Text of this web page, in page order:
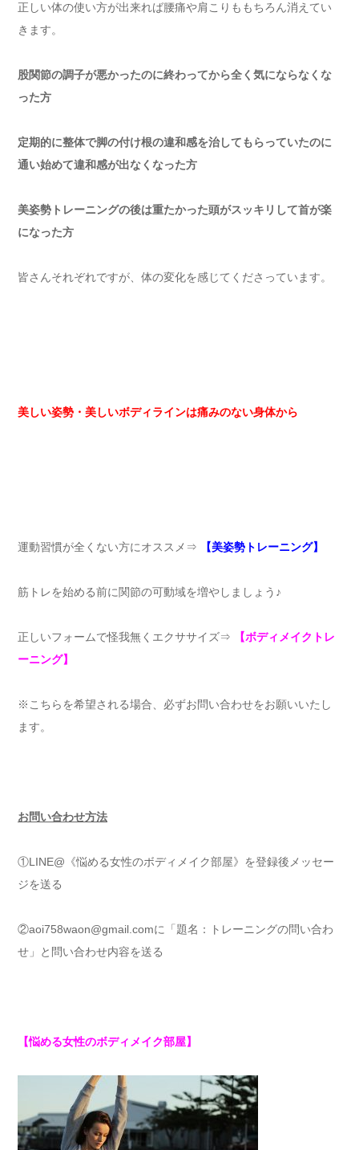
正しい体の使い方が出来れば腰痛や肩こりももちろん消えてい
きます。
股関節の調子が悪かったのに終わってから全く気にならなくな
った方
定期的に整体で脚の付け根の違和感を治してもらっていたのに
通い始めて違和感が出なくなった方
美姿勢トレーニングの後は重たかった頭がスッキリして首が楽
になった方
皆さんそれぞれですが、体の変化を感じてくださっています。
美しい姿勢・美しいボディラインは痛みのない身体から
運動習慣が全くない方にオススメ⇒ 【美姿勢トレーニング】
筋トレを始める前に関節の可動域を増やしましょう♪
正しいフォームで怪我無くエクササイズ⇒
【ボディメイクトレ
ーニング】
※こちらを希望される場合、必ずお問い合わせをお願いいたし
ます。
お問い合わせ方法
①LINE@《悩める女性のボディメイク部屋》を登録後メッセー
ジを送る
②aoi758waon@gmail.comに「題名：トレーニングの問い合わ
せ」と問い合わせ内容を送る
【悩める女性のボディメイク部屋】